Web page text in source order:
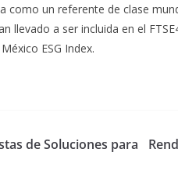
como un referente de clase
llevado a ser incluida en el
ESG Index.
de Soluciones para